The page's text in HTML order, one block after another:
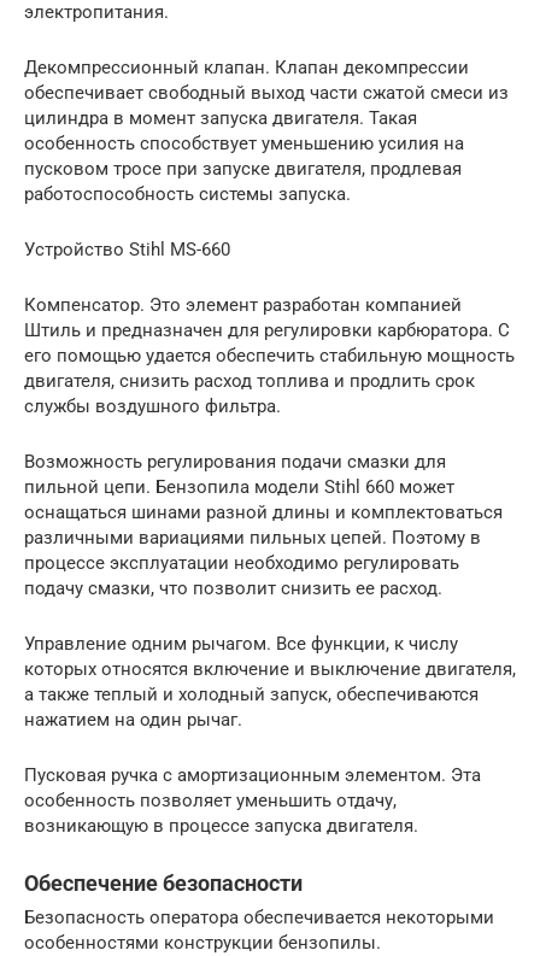
электропитания.
Декомпрессионный клапан. Клапан декомпрессии
обеспечивает свободный выход части сжатой смеси из
цилиндра в момент запуска двигателя. Такая
особенность способствует уменьшению усилия на
пусковом тросе при запуске двигателя, продлевая
работоспособность системы запуска.
Устройство Stihl MS-660
Компенсатор. Это элемент разработан компанией
Штиль и предназначен для регулировки карбюратора. С
его помощью удается обеспечить стабильную мощность
двигателя, снизить расход топлива и продлить срок
службы воздушного фильтра.
Возможность регулирования подачи смазки для
пильной цепи. Бензопила модели Stihl 660 может
оснащаться шинами разной длины и комплектоваться
различными вариациями пильных цепей. Поэтому в
процессе эксплуатации необходимо регулировать
подачу смазки, что позволит снизить ее расход.
Управление одним рычагом. Все функции, к числу
которых относятся включение и выключение двигателя,
а также теплый и холодный запуск, обеспечиваются
нажатием на один рычаг.
Пусковая ручка с амортизационным элементом. Эта
особенность позволяет уменьшить отдачу,
возникающую в процессе запуска двигателя.
Обеспечение безопасности
Безопасность оператора обеспечивается некоторыми
особенностями конструкции бензопилы.